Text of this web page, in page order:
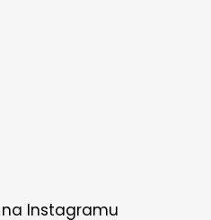
Instagramu